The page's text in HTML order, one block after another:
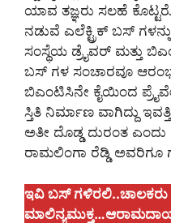
ಯಾವ ತಜ್ಞರು ಸಲಹೆ
ನಡುವೆ ಎಲೆಕ್ಟ್ರಿಕ್‌ ಬಸ್‌
ಸಂಸ್ಥೆಯ ಡ್ರೈವರ್‌ ಮತ್ತು
ಬಸ್‌ ಗಳ ಸಂಚಾರವೂ
ಬಿಎಂಟಿಸಿನೇ ಕೈಯಿಂದ
ಸ್ತಿತಿ ನಿರ್ಮಾಣ ವಾಗಿದ್ದು
ಅತೀ ದೊಡ್ಡ ದುರಂತ
ರಾಮಲಿಂಗಾ ರೆಡ್ಡಿ ಅವರಿಗೂ
ಇವಿ ಬಸ್‌